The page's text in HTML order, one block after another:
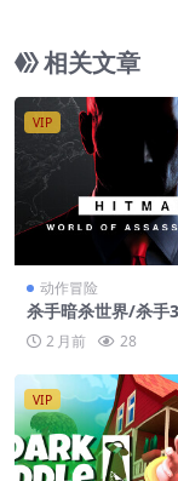
相关文章
VIP
动作冒险
杀手暗杀世界/杀
N World of
2 月前 28
VIP